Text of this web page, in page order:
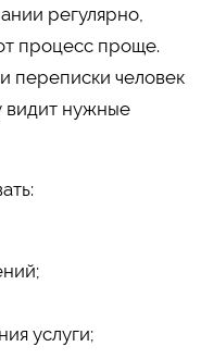
регулярно,
процесс проще.
переписки человек
видит нужные
услуги;